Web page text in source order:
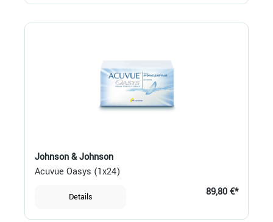
Johnson & Johnson
Acuvue Oasys (1x24)
Details 89,80 €*